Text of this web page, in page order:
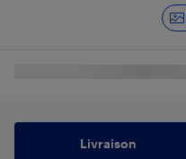
Livraison